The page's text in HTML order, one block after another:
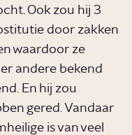
Ook zou hij 3
door zakken
waardoor ze
andere bekend
En hij zou
gered. Vandaar
is van veel